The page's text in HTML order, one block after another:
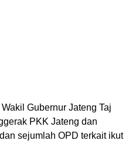
Gubernur Jateng Taj
PKK Jateng dan
sejumlah OPD terkait ikut